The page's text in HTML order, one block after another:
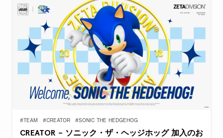
#TEAM #CREATOR #SONIC THE HEDGEHOG
CREATOR – ソニック・ザ・ヘッジホッグ 加入のお